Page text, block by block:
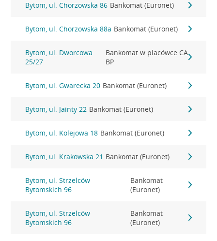
Bytom, ul. Chorzowska 86 Bankomat (Euronet)
Bytom, ul. Chorzowska 88a Bankomat (Euronet)
Bytom, ul. Dworcowa
25/27
Bankomat w placówce CA
BP
Bytom, ul. Gwarecka 20 Bankomat (Euronet)
Bytom, ul. Jainty 22 Bankomat (Euronet)
Bytom, ul. Kolejowa 18 Bankomat (Euronet)
Bytom, ul. Krakowska 21 Bankomat (Euronet)
Bytom, ul. Strzelców
Bytomskich 96
Bankomat
(Euronet)
Bytom, ul. Strzelców
Bytomskich 96
Bankomat
(Euronet)